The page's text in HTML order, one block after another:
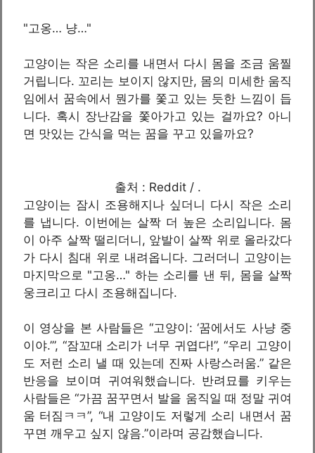
"고옹… 냥…"
고양이는 작은 소리를 내면서 다시 몸을 조금 움찔
거립니다. 꼬리는 보이지 않지만, 몸의 미세한 움직
임에서 꿈속에서 뭔가를 쫓고 있는 듯한 느낌이 듭
니다. 혹시 장난감을 쫓아가고 있는 걸까요? 아니
면 맛있는 간식을 먹는 꿈을 꾸고 있을까요?
출처 : Reddit / .
고양이는 잠시 조용해지나 싶더니 다시 작은 소리
를 냅니다. 이번에는 살짝 더 높은 소리입니다. 몸
이 아주 살짝 떨리더니, 앞발이 살짝 위로 올라갔다
가 다시 침대 위로 내려옵니다. 그러더니 고양이는
마지막으로 "고옹…" 하는 소리를 낸 뒤, 몸을 살짝
웅크리고 다시 조용해집니다.
이 영상을 본 사람들은 “고양이: ‘꿈에서도 사냥 중
이야.’”, “잠꼬대 소리가 너무 귀엽다!”, “우리 고양이
도 저런 소리 낼 때 있는데 진짜 사랑스러움.” 같은
반응을 보이며 귀여워했습니다. 반려묘를 키우는
사람들은 “가끔 꿈꾸면서 발을 움직일 때 정말 귀여
움 터짐ㅋㅋ”, “내 고양이도 저렇게 소리 내면서 꿈
꾸면 깨우고 싶지 않음.”이라며 공감했습니다.